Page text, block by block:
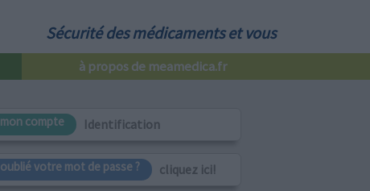
Sécurité des médicaments et vous
à propos de meamedica.fr
mon compte Identification
oublié votre mot de passe ? cliquez ici!